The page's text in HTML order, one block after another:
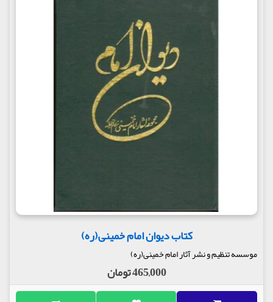
کتاب دیوان امام خمینی(ره)
موسسه تنظیم و نشر آثار امام خمینی(ره)
465,000 تومان